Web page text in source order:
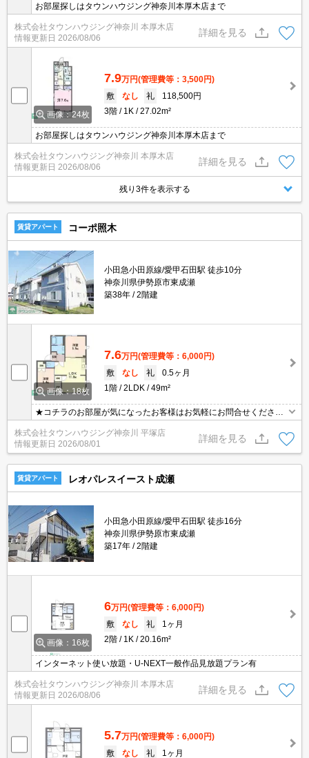
お部屋探しはタウンハウジング神奈川本厚木店まで
株式会社タウンハウジング神奈川 本厚木店
情報更新日 2026/08/06
詳細を見る
画像：24枚
7.9万円(管理費等：3,500円)
敷
なし 礼
118,500円
3階
1K 27.02m²
お部屋探しはタウンハウジング神奈川本厚木店まで
株式会社タウンハウジング神奈川 本厚木店
情報更新日 2026/08/06
詳細を見る
残り3件を表示する
賃貸アパート コーポ照木
小田急小田原線/愛甲石田駅 徒歩10分
神奈川県伊勢原市東成瀬
築38年
2階建
画像：18枚
7.6万円(管理費等：6,000円)
敷
なし 礼
0.5ヶ月
1階
2LDK 49m²
★コチラのお部屋が気になったお客様はお気軽にお問合せください
ませ★専門スタッフが詳細情報をご案内させていただきます！もち
ろん、他の物件もまとめてご紹介可能です！
株式会社タウンハウジング神奈川 平塚店
情報更新日 2026/08/01
詳細を見る
賃貸アパート レオパレスイースト成瀬
小田急小田原線/愛甲石田駅 徒歩16分
神奈川県伊勢原市東成瀬
築17年
2階建
画像：16枚
6万円(管理費等：6,000円)
敷
なし 礼
1ヶ月
2階
1K 20.16m²
インターネット使い放題・U-NEXT一般作品見放題プラン有
株式会社タウンハウジング神奈川 本厚木店
情報更新日 2026/08/06
詳細を見る
5.7万円(管理費等：6,000円)
敷
なし 礼
1ヶ月